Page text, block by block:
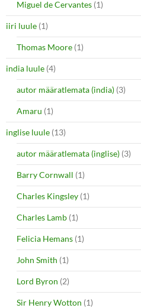
Miguel de Cervantes (1)
iiri luule (1)
Thomas Moore (1)
india luule (4)
autor määratlemata (india) (3)
Amaru (1)
inglise luule (13)
autor määratlemata (inglise) (3)
Barry Cornwall (1)
Charles Kingsley (1)
Charles Lamb (1)
Felicia Hemans (1)
John Smith (1)
Lord Byron (2)
Sir Henry Wotton (1)